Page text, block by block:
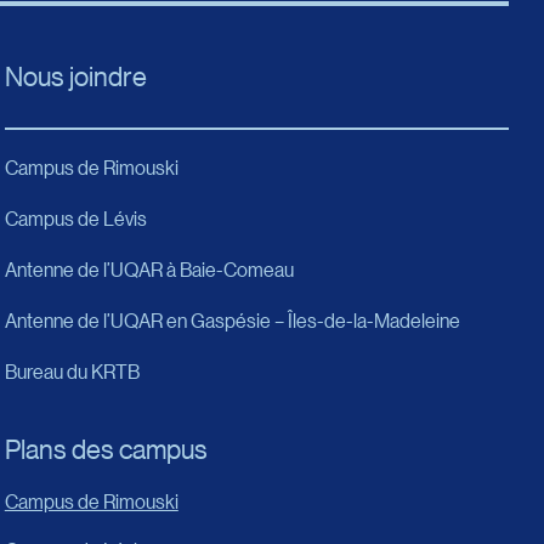
Nous joindre
Campus de Rimouski
Campus de Lévis
Antenne de l’UQAR à Baie-Comeau
Antenne de l’UQAR en Gaspésie – Îles-de-la-Madeleine
Bureau du KRTB
Plans des campus
Campus de Rimouski